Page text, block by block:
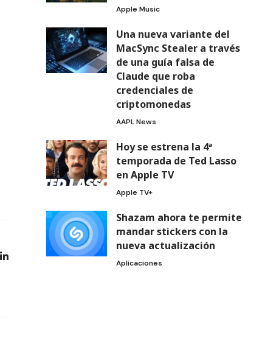
Apple Music
Una nueva variante del
MacSync Stealer a través
de una guía falsa de
Claude que roba
credenciales de
criptomonedas
AAPL News
Hoy se estrena la 4ª
temporada de Ted Lasso
en Apple TV
Apple TV+
Shazam ahora te permite
mandar stickers con la
nueva actualización
Aplicaciones